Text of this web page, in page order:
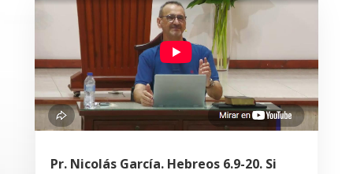
Pr. Nicolás García. Hebreos 6.9-20. Si